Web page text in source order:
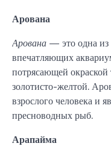
Арована
Арована — это одна
впечатляющих
потрясающей окраской
золотисто-желтой.
взрослого человека и
пресноводных рыб.
Арапайма